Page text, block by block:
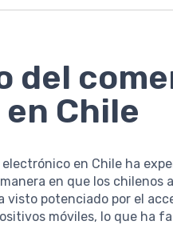
del
Chile
en Chile ha
en que los chilenos
visto potenciado por el
móviles, lo que ha